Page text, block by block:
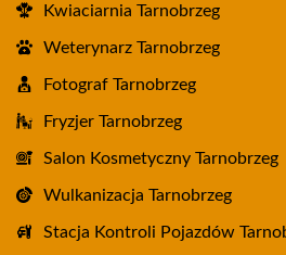
Kwiaciarnia Tarnobrzeg
Weterynarz Tarnobrzeg
Fotograf Tarnobrzeg
Fryzjer Tarnobrzeg
Salon Kosmetyczny Tarnobrzeg
Wulkanizacja Tarnobrzeg
Stacja Kontroli Pojazdów